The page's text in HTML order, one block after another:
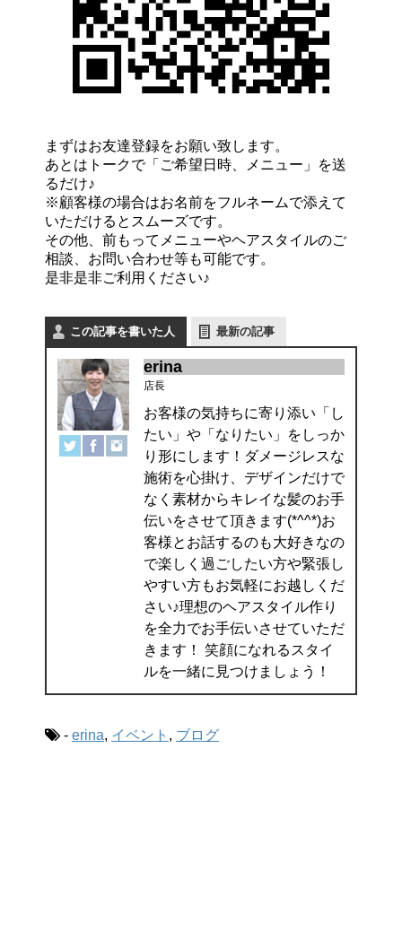
まずはお友達登録をお願い致します。
あとはトークで「ご希望日時、メニュー」を送
るだけ♪
※顧客様の場合はお名前をフルネームで添えて
いただけるとスムーズです。
その他、前もってメニューやヘアスタイルのご
相談、お問い合わせ等も可能です。
是非是非ご利用ください♪
この記事を書いた人 最新の記事
erina
店長
お客様の気持ちに寄り添い「し
たい」や「なりたい」をしっか
り形にします！ダメージレスな
施術を心掛け、デザインだけで
なく素材からキレイな髪のお手
伝いをさせて頂きます(*^^*)お
客様とお話するのも大好きなの
で楽しく過ごしたい方や緊張し
やすい方もお気軽にお越しくだ
さい♪理想のヘアスタイル作り
を全力でお手伝いさせていただ
きます！ 笑顔になれるスタイ
ルを一緒に見つけましょう！
- erina, イベント , ブログ